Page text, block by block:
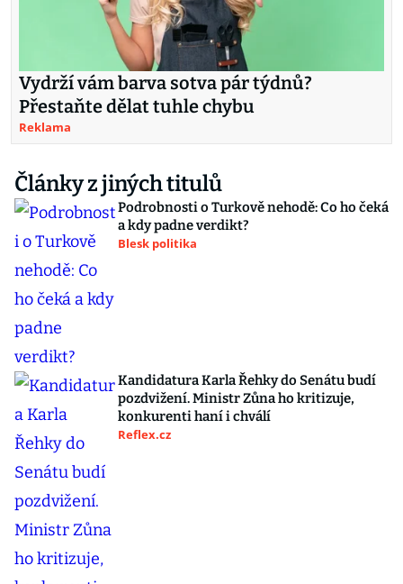
Vydrží vám barva sotva pár týdnů?
Přestaňte dělat tuhle chybu
Reklama
Články z jiných titulů
Podrobnosti o Turkově nehodě: Co ho čeká
a kdy padne verdikt?
Blesk politika
Kandidatura Karla Řehky do Senátu budí
pozdvižení. Ministr Zůna ho kritizuje,
konkurenti haní i chválí
Reflex.cz